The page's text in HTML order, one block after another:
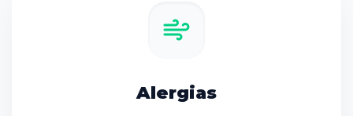
Alergias